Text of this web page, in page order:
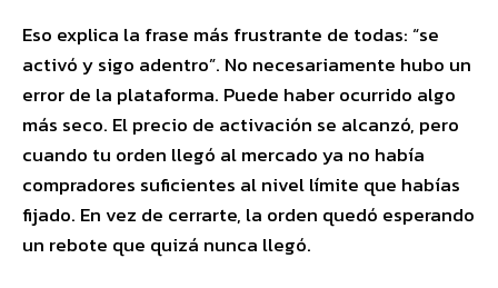
Eso explica la frase más frustrante de todas: “se
activó y sigo adentro”. No necesariamente hubo un
error de la plataforma. Puede haber ocurrido algo
más seco. El precio de activación se alcanzó, pero
cuando tu orden llegó al mercado ya no había
compradores suficientes al nivel límite que habías
fijado. En vez de cerrarte, la orden quedó esperando
un rebote que quizá nunca llegó.